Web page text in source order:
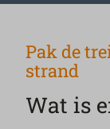
Pak de
strand
Wat is